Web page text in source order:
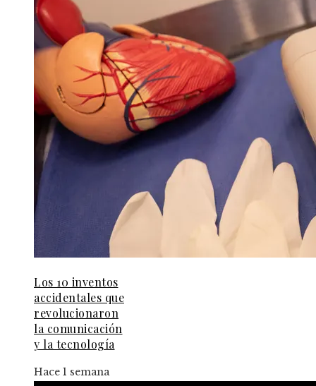
Los 10 inventos
accidentales que
revolucionaron
la comunicación
y la tecnología
Hace 1 semana